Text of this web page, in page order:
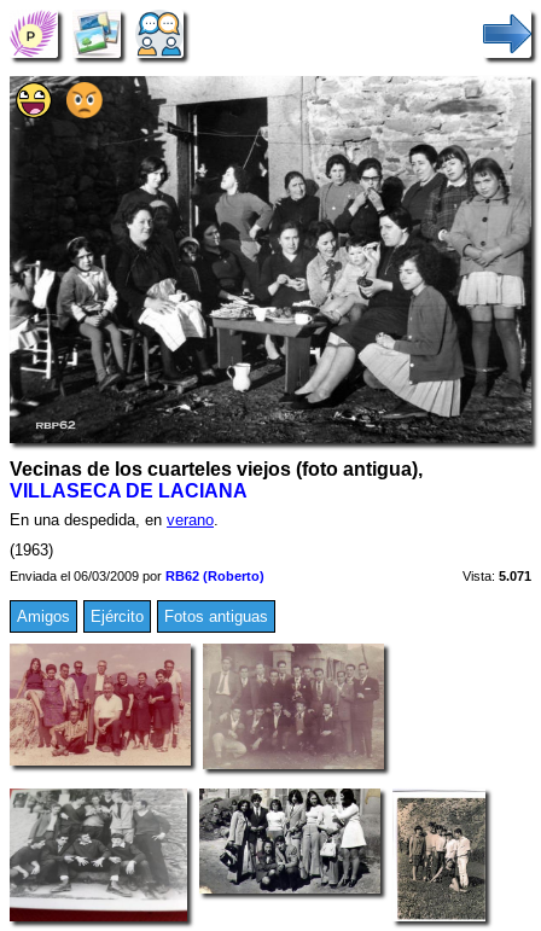
Vecinas de los cuarteles viejos (foto antigua),
VILLASECA DE LACIANA
En una despedida, en verano.
(1963)
Enviada el 06/03/2009 por RB62 (Roberto) Vista: 5.071
Amigos Ejército Fotos antiguas